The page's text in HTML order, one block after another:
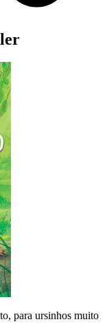
para ursinhos muito